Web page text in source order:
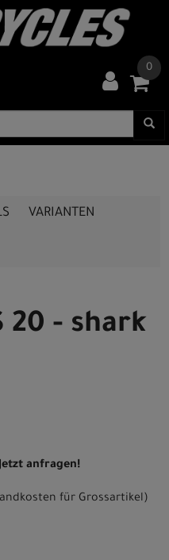
0
VARIANTEN
20 - shark
anfragen!
für Grossartikel)